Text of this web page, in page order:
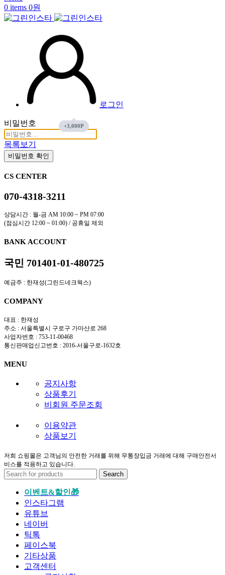
0 items 0원
로그인
비밀번호
목록보기
비밀번호 확인
CS CENTER
070-4318-3211
상담시간 : 월-금 AM 10:00 ~ PM 07:00
(점심시간 12:00 ~ 01:00) / 공휴일 제외
BANK ACCOUNT
국민 701401-01-480725
예금주 : 한재성(그린드네크웍스)
COMPANY
대표 : 한재성
주소 : 서울특별시 구로구 가마산로 268
사업자번호 : 753-11-00468
통신판매업신고번호 : 2016-서울구로-1632호
MENU
공지사항
상품후기
비회원 주문조회
이용약관
상품보기
저희 쇼핑몰은 고객님의 안전한 거래를 위해 무통장입금 거래에 대해 구매안전서
비스를 적용하고 있습니다.
Search
이벤트&할인🎁
인스타그램
유튜브
네이버
틱톡
페이스북
기타상품
고객센터